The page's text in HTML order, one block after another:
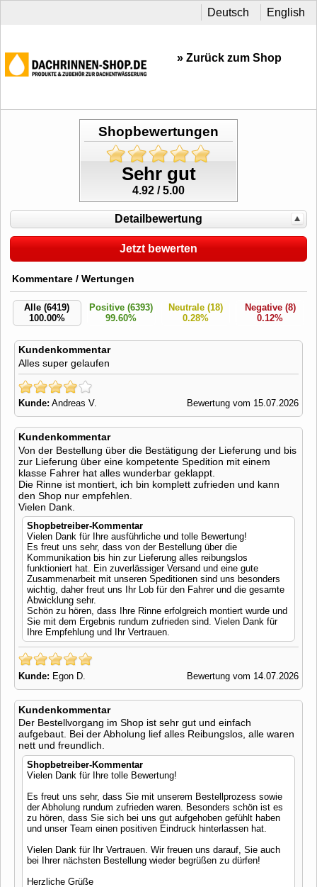
Deutsch English
» Zurück zum Shop
Shopbewertungen
Sehr gut
4.92 / 5.00
Detailbewertung
Jetzt bewerten
Kommentare / Wertungen
Alle (6419)
100.00%
Positive (6393)
99.60%
Neutrale (18)
0.28%
Negative (8)
0.12%
Kundenkommentar
Alles super gelaufen
Kunde: Andreas V. Bewertung vom 15.07.2026
Kundenkommentar
Von der Bestellung über die Bestätigung der Lieferung und bis
zur Lieferung über eine kompetente Spedition mit einem
klasse Fahrer hat alles wunderbar geklappt.
Die Rinne ist montiert, ich bin komplett zufrieden und kann
den Shop nur empfehlen.
Vielen Dank.
Shopbetreiber-Kommentar
Vielen Dank für Ihre ausführliche und tolle Bewertung!
Es freut uns sehr, dass von der Bestellung über die
Kommunikation bis hin zur Lieferung alles reibungslos
funktioniert hat. Ein zuverlässiger Versand und eine gute
Zusammenarbeit mit unseren Speditionen sind uns besonders
wichtig, daher freut uns Ihr Lob für den Fahrer und die gesamte
Abwicklung sehr.
Schön zu hören, dass Ihre Rinne erfolgreich montiert wurde und
Sie mit dem Ergebnis rundum zufrieden sind. Vielen Dank für
Ihre Empfehlung und Ihr Vertrauen.
Kunde: Egon D. Bewertung vom 14.07.2026
Kundenkommentar
Der Bestellvorgang im Shop ist sehr gut und einfach
aufgebaut. Bei der Abholung lief alles Reibungslos, alle waren
nett und freundlich.
Shopbetreiber-Kommentar
Vielen Dank für Ihre tolle Bewertung!
Es freut uns sehr, dass Sie mit unserem Bestellprozess sowie
der Abholung rundum zufrieden waren. Besonders schön ist es
zu hören, dass Sie sich bei uns gut aufgehoben gefühlt haben
und unser Team einen positiven Eindruck hinterlassen hat.
Vielen Dank für Ihr Vertrauen. Wir freuen uns darauf, Sie auch
bei Ihrer nächsten Bestellung wieder begrüßen zu dürfen!
Herzliche Grüße